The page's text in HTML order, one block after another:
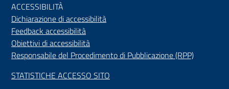
ACCESSIBILITÀ
Dichiarazione di accessibilità
Feedback accessibilità
Obiettivi di accessibilità
Responsabile del Procedimento di Pubblicazione (RPP)
STATISTICHE ACCESSO SITO